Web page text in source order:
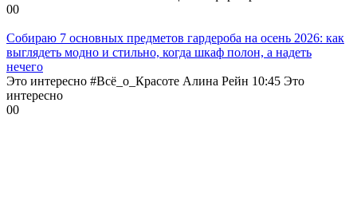
00
Собираю 7 основных предметов гардероба на осень 2026: как
выглядеть модно и стильно, когда шкаф полон, а надеть
нечего
Это интересно #Всё_о_Красоте Алина Рейн 10:45 Это
интересно
00